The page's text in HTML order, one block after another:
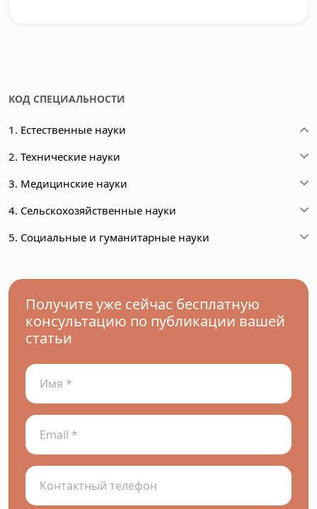
КОД СПЕЦИАЛЬНОСТИ
1. Естественные науки
2. Технические науки
3. Медицинские науки
4. Сельскохозяйственные науки
5. Социальные и гуманитарные науки
Получите уже сейчас бесплатную
консультацию по публикации вашей
статьи